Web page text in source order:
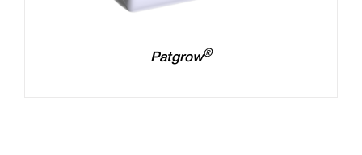
Patgrow®